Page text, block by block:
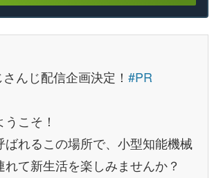
んじ配信企画決定！ #PR
こそ！
ばれるこの場所で、小型知能機械
れて新生活を楽しみませんか？